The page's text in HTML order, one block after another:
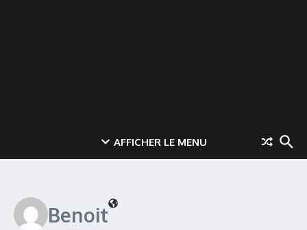
AFFICHER LE MENU
Benoit